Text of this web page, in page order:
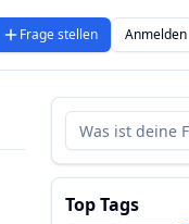
Frage stellen Anmelden
Top Tags